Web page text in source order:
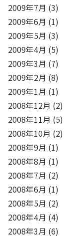
2009年7月 (3)
2009年6月 (1)
2009年5月 (3)
2009年4月 (5)
2009年3月 (7)
2009年2月 (8)
2009年1月 (1)
2008年12月 (2)
2008年11月 (5)
2008年10月 (2)
2008年9月 (1)
2008年8月 (1)
2008年7月 (2)
2008年6月 (1)
2008年5月 (2)
2008年4月 (4)
2008年3月 (6)